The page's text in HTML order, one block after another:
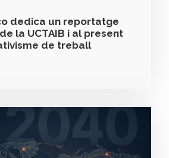
dedica un reportatge
la UCTAIB i al present
de treball